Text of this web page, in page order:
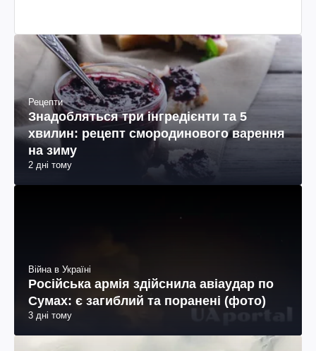
Рецепти
Знадобляться три інгредієнти та 5
хвилин: рецепт смородинового варення
на зиму
2 дні тому
Війна в Україні
Російська армія здійснила авіаудар по
Сумах: є загиблий та поранені (фото)
3 дні тому